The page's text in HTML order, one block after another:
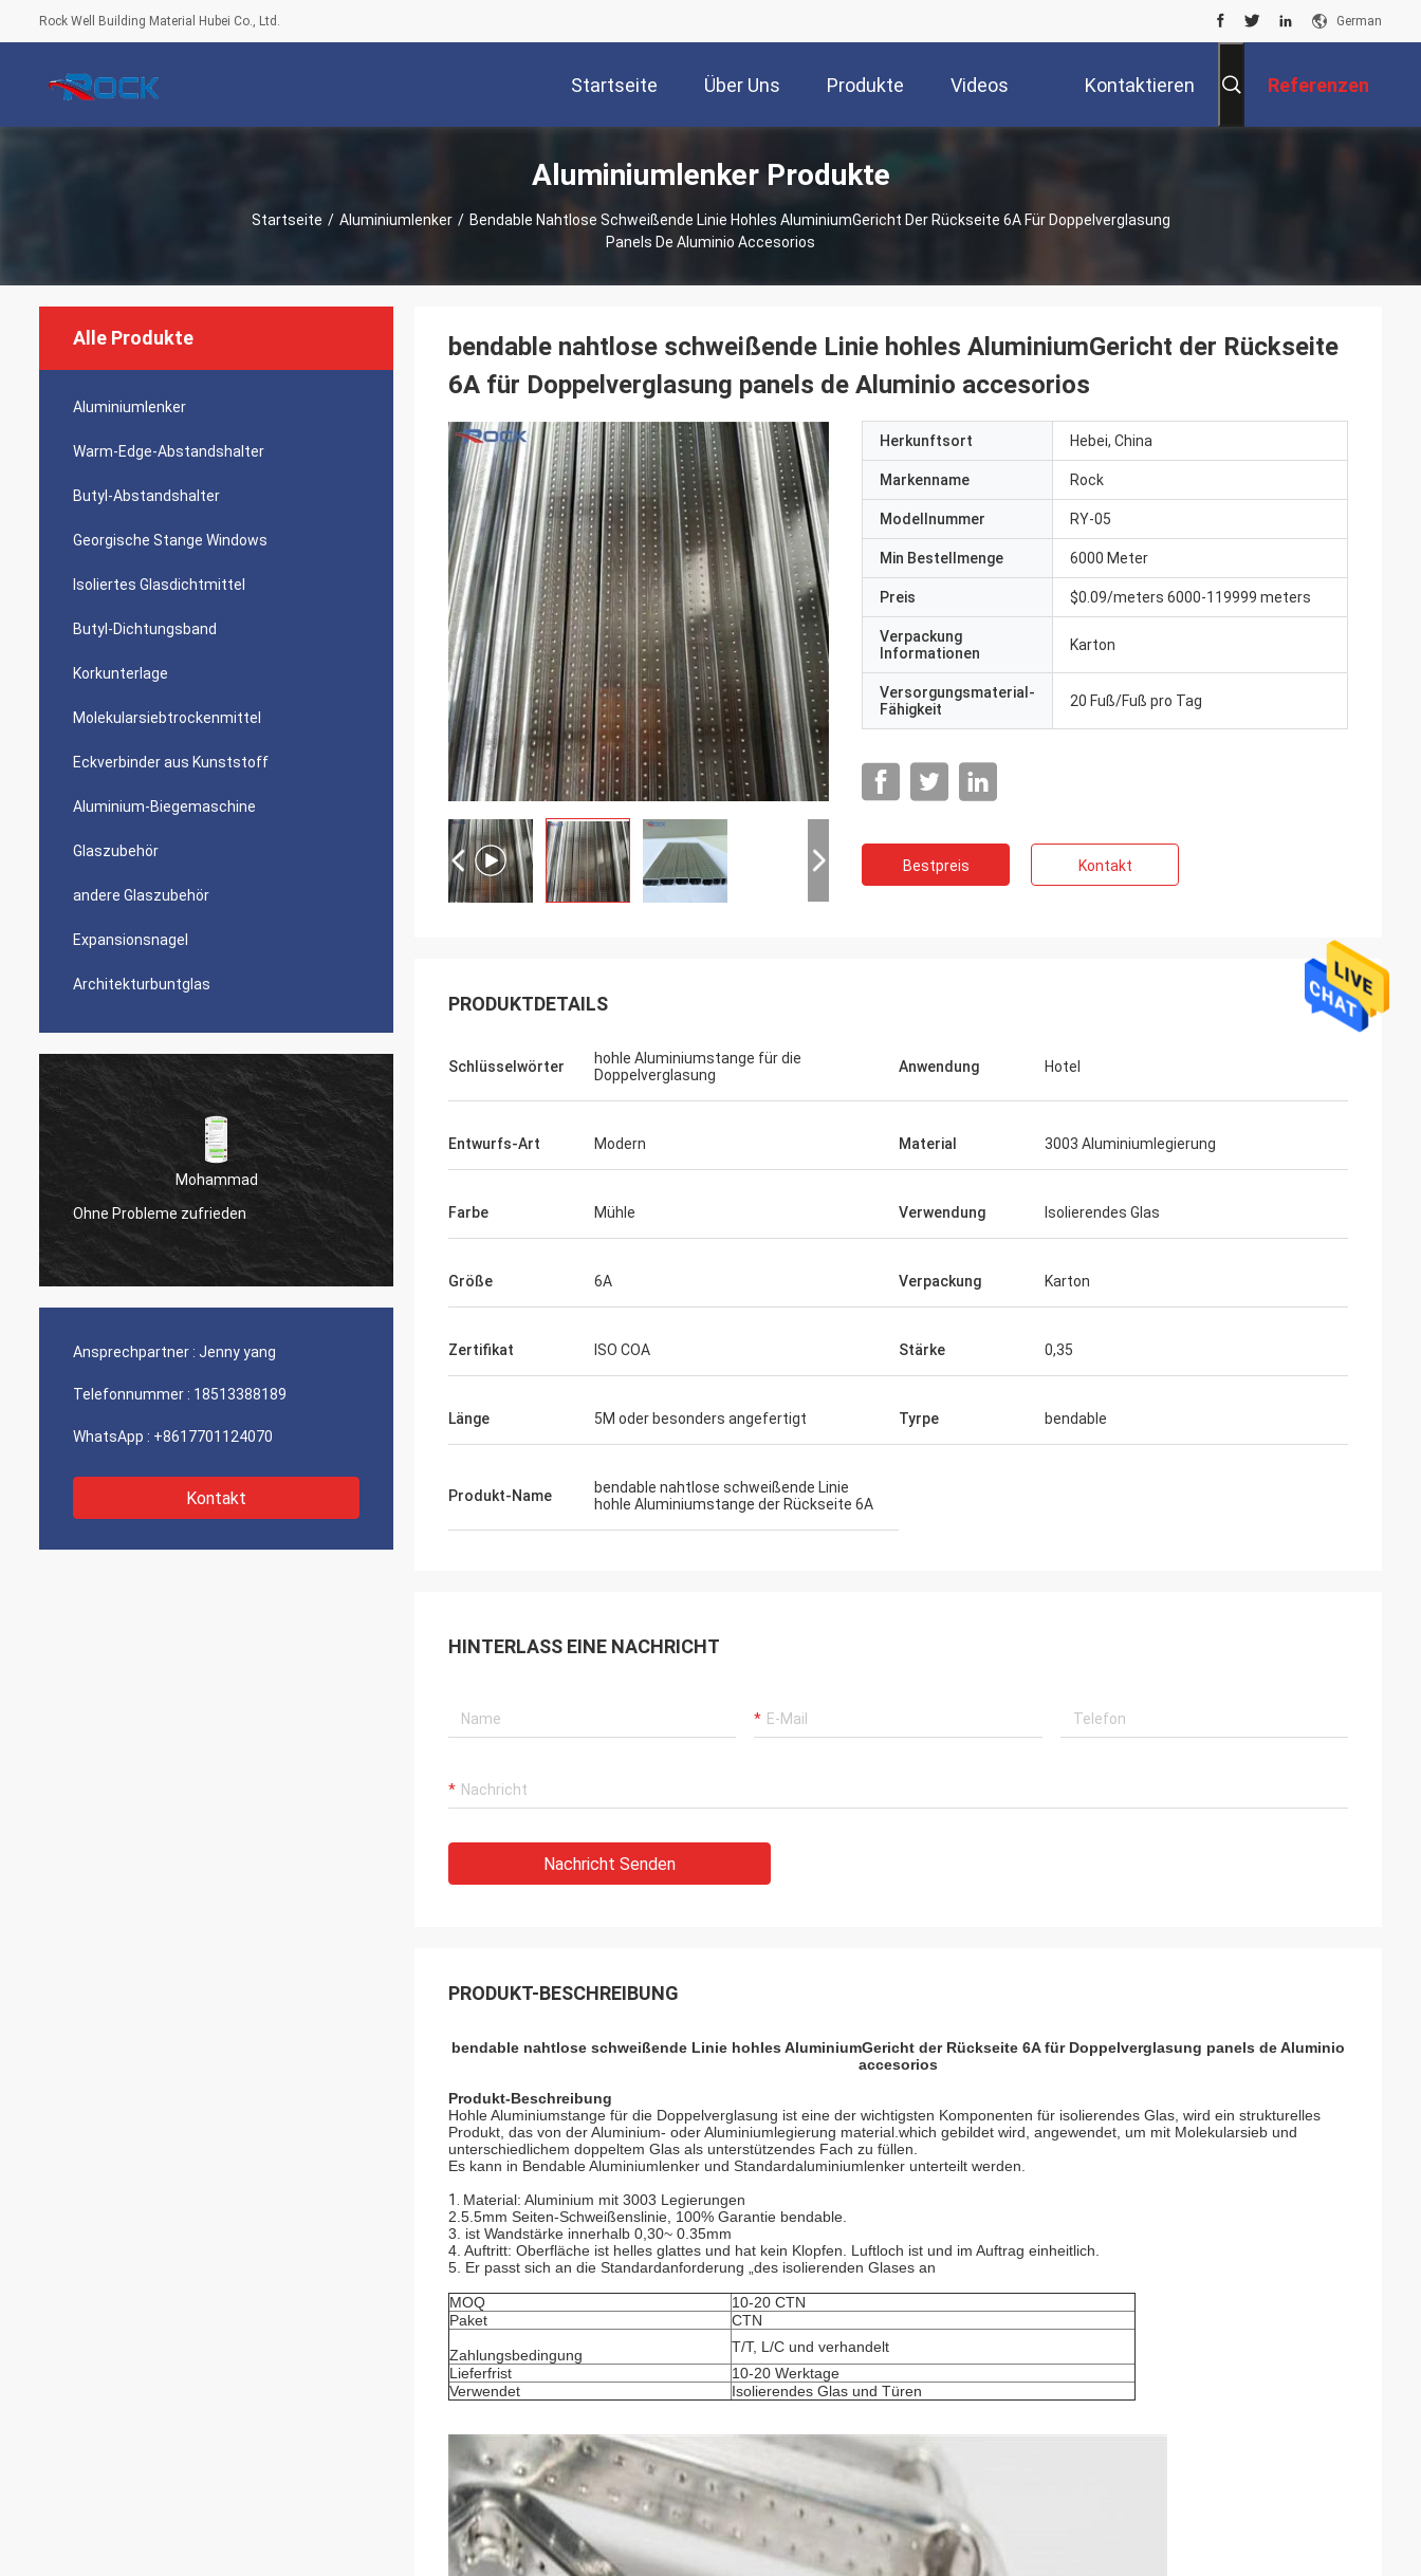
Rock Well Building Material Hubei Co., Ltd. German
Startseite Über Uns Produkte Videos Kontaktieren Referenzen
Aluminiumlenker Produkte
Startseite / Aluminiumlenker / Bendable Nahtlose Schweißende Linie Hohles AluminiumGericht Der Rückseite 6A Für Doppelverglasung
Panels De Aluminio Accesorios
Alle Produkte
Aluminiumlenker
Warm-Edge-Abstandshalter
Butyl-Abstandshalter
Georgische Stange Windows
Isoliertes Glasdichtmittel
Butyl-Dichtungsband
Korkunterlage
Molekularsiebtrockenmittel
Eckverbinder aus Kunststoff
Aluminium-Biegemaschine
Glaszubehör
andere Glaszubehör
Expansionsnagel
Architekturbuntglas
Mohammad
zufrieden
Ihr Produkt ist perfekt
Lalit
Ansprechpartner : Jenny yang
Telefonnummer : 18513388189
WhatsApp : +8617701124070
Kontakt
bendable nahtlose schweißende Linie hohles AluminiumGericht der Rückseite
6A für Doppelverglasung panels de Aluminio accesorios
Herkunftsort Hebei, China
Markenname Rock
Modellnummer RY-05
Min Bestellmenge 6000 Meter
Preis $0.09/meters 6000-119999 meters
Verpackung
Informationen
Karton
Versorgungsmaterial-
Fähigkeit
20 Fuß/Fuß pro Tag
Bestpreis Kontakt
PRODUKTDETAILS
Schlüsselwörter
hohle Aluminiumstange für die
Doppelverglasung
Anwendung Hotel
Entwurfs-Art Modern Material 3003 Aluminiumlegierung
Farbe Mühle Verwendung Isolierendes Glas
Größe 6A Verpackung Karton
Zertifikat ISO COA Stärke 0,35
Länge 5M oder besonders angefertigt Tyrpe bendable
Produkt-Name
bendable nahtlose schweißende Linie
hohle Aluminiumstange der Rückseite 6A
HINTERLASS EINE NACHRICHT
Nachricht Senden
PRODUKT-BESCHREIBUNG
bendable nahtlose schweißende Linie hohles AluminiumGericht der Rückseite 6A für Doppelverglasung panels de Aluminio
accesorios
Produkt-Beschreibung
Hohle Aluminiumstange für die Doppelverglasung ist eine der wichtigsten Komponenten für isolierendes Glas, wird ein strukturelles
Produkt, das von der Aluminium- oder Aluminiumlegierung material.which gebildet wird, angewendet, um mit Molekularsieb und
unterschiedlichem doppeltem Glas als unterstützendes Fach zu füllen.
Es kann in Bendable Aluminiumlenker und Standardaluminiumlenker unterteilt werden.
1. Material: Aluminium mit 3003 Legierungen
2.5.5mm Seiten-Schweißenslinie, 100% Garantie bendable.
3. ist Wandstärke innerhalb 0,30~ 0.35mm
4. Auftritt: Oberfläche ist helles glattes und hat kein Klopfen. Luftloch ist und im Auftrag einheitlich.
5. Er passt sich an die Standardanforderung „des isolierenden Glases an
MOQ
10-20 CTN
Paket
CTN
Zahlungsbedingung
T/T, L/C und verhandelt
Lieferfrist
10-20 Werktage
Verwendet
Isolierendes Glas und Türen